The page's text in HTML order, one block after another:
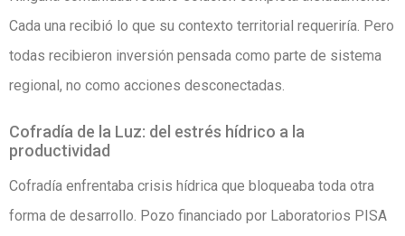
Cada una recibió lo que su contexto territorial requeriría. Pero
todas recibieron inversión pensada como parte de sistema
regional, no como acciones desconectadas.
Cofradía de la Luz: del estrés hídrico a la
productividad
Cofradía enfrentaba crisis hídrica que bloqueaba toda otra
forma de desarrollo. Pozo financiado por Laboratorios PISA